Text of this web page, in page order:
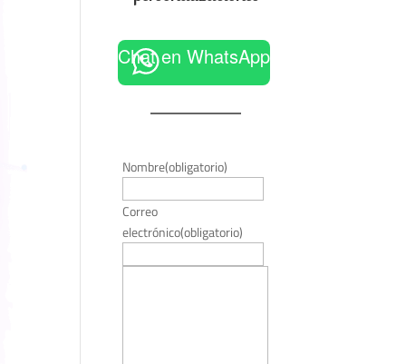
Chat en WhatsApp
Nombre(obligatorio)
Correo
electrónico(obligatorio)